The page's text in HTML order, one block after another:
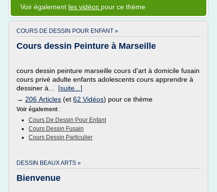
Voir également les vidéos pour ce thème
COURS DE DESSIN POUR ENFANT »
Cours dessin Peinture à Marseille
cours dessin peinture marseille cours d'art à domicile fusain
cours privé adulte enfants adolescents cours apprendre à
dessiner à... [suite...]
→ 206 Articles (et 62 Vidéos) pour ce thème
Voir également :
Cours De Dessin Pour Enfant
Cours Dessin Fusain
Cours Dessin Particulier
DESSIN BEAUX ARTS »
Bienvenue